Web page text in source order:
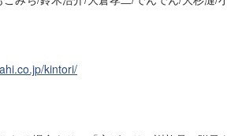
kintori/